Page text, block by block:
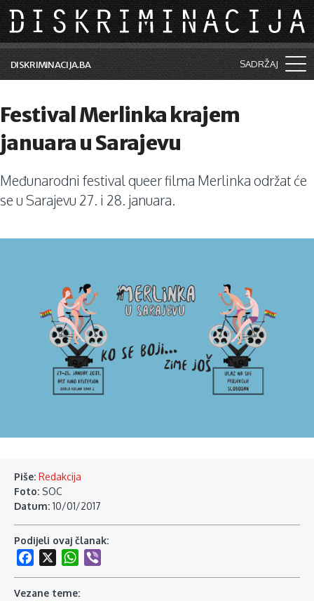
Skip to main content
DISKRIMINACIJA.BA SADRŽAJ
Vijesti i događaji
Aktuelne teme
Kolumne
Lične priče
Saradnja sa medijima
Festival Merlinka krajem
januara u Sarajevu
Međunarodni festival queer filma Merlinka održat će
se u Sarajevu 27. i 28. januara.
Piše: Redakcija
Foto: SOC
Datum: 10/01/2017
Podijeli ovaj članak:
Facebook
WhatsApp
Vezane teme: